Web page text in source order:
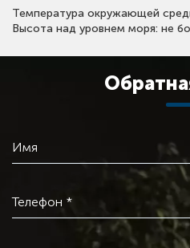
Температура окружающей
Высота над уровнем моря: не
Имя
Телефон *